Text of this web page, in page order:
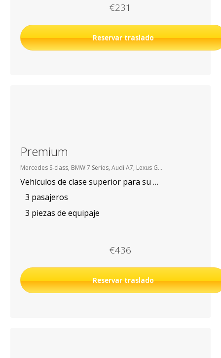
€231
Reservar traslado
Premium
Mercedes S-class, BMW 7 Series, Audi A7, Lexus GX, etc.
Vehículos de clase superior para su mejor comodidad
3 pasajeros
3 piezas de equipaje
€436
Reservar traslado